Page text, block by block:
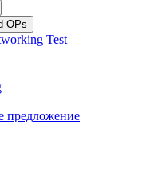
OPs
Test
предложение